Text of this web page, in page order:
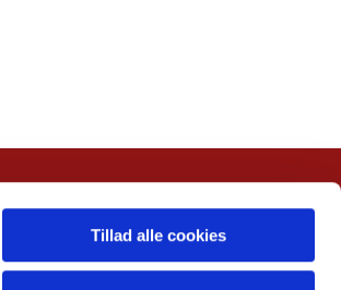
Tillad alle cookies